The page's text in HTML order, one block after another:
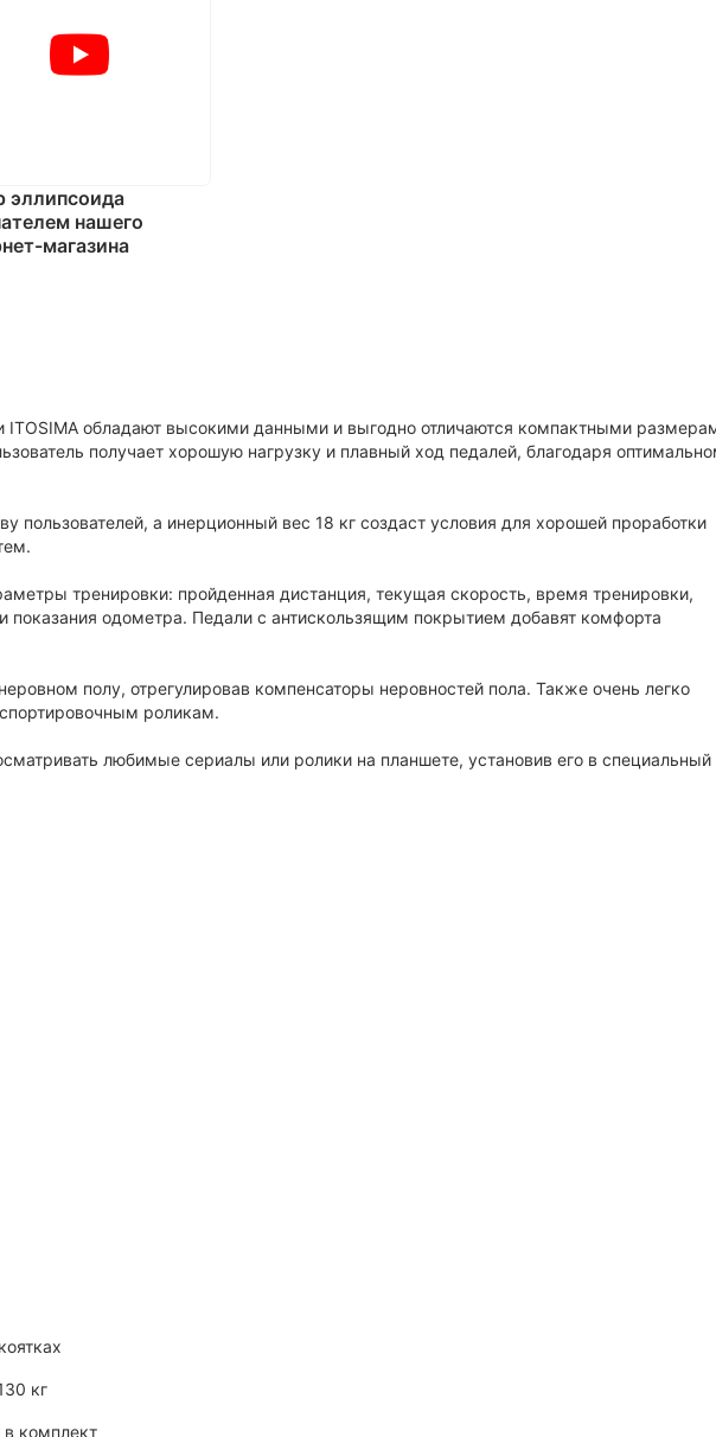
эллипсоида
нашего
магазина
ITOSIMA обладают высокими данными и выгодно отличаются компактными
получает хорошую нагрузку и плавный ход педалей, благодаря
пользователей, а инерционный вес 18 кг создаст условия для хорошей проработки
тренировки: пройденная дистанция, текущая скорость, время тренировки,
показания одометра. Педали с антискользящим покрытием добавят комфорта
полу, отрегулировав компенсаторы неровностей пола. Также очень легко
роликам.
любимые сериалы или ролики на планшете, установив его в специальный
кг
в комплект